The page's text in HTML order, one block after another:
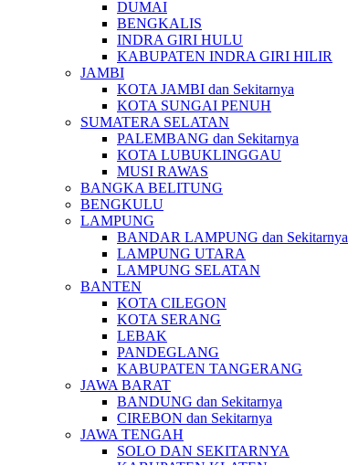
DUMAI
BENGKALIS
INDRA GIRI HULU
KABUPATEN INDRA GIRI HILIR
JAMBI
KOTA JAMBI dan Sekitarnya
KOTA SUNGAI PENUH
SUMATERA SELATAN
PALEMBANG dan Sekitarnya
KOTA LUBUKLINGGAU
MUSI RAWAS
BANGKA BELITUNG
BENGKULU
LAMPUNG
BANDAR LAMPUNG dan Sekitarnya
LAMPUNG UTARA
LAMPUNG SELATAN
BANTEN
KOTA CILEGON
KOTA SERANG
LEBAK
PANDEGLANG
KABUPATEN TANGERANG
JAWA BARAT
BANDUNG dan Sekitarnya
CIREBON dan Sekitarnya
JAWA TENGAH
SOLO DAN SEKITARNYA